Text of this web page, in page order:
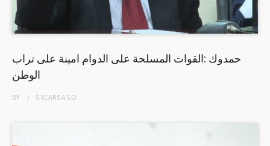
حمدوك :القوات المسلحة على الدوام امينة على تراب
الوطن
BY 5 YEARSAGO